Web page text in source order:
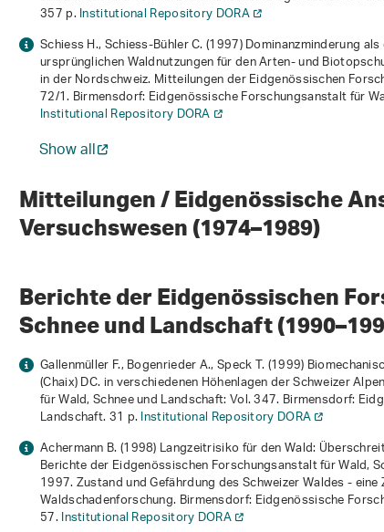
357 p.Institutional Repository DORA
Schiess H., Schiess-Bühler C. (1997)Dominanzminderung
ursprünglichen Waldnutzungen für den Arten- und
in der Nordschweiz. Mitteilungen der Eidgenössischen
72/1. Birmensdorf: Eidgenössische Forschungsanstalt für
Institutional Repository DORA
Show all
Mitteilungen / Eidgenössische
Versuchswesen (1974–1989)
Berichte der Eidgenössischen
Schnee und Landschaft
Gallenmüller F., Bogenrieder A., Speck T. (1999)
(Chaix) DC. in verschiedenen Höhenlagen der Schweizer Alpen
für Wald, Schnee und Landschaft: Vol. 347. Birmensdorf:
Landschaft. 31 p.Institutional Repository DORA
Achermann B. (1998) Langzeitrisiko für den Wald:
Berichte der Eidgenössischen Forschungsanstalt für Wald,
1997. Zustand und Gefährdung des Schweizer Waldes -
Waldschadenforschung. Birmensdorf: Eidgenössische
57.Institutional Repository DORA